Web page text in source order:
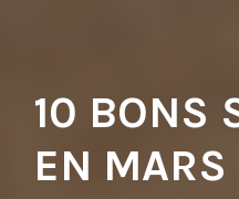
10 BONS
EN MARS